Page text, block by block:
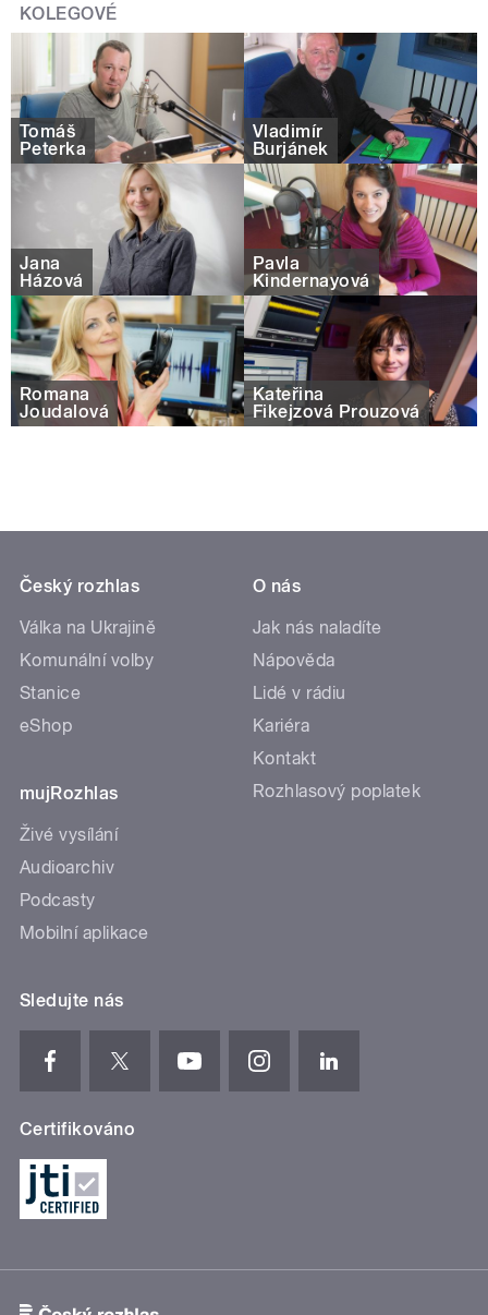
KOLEGOVÉ
Tomáš
Peterka
Vladimír
Burjánek
Jana
Házová
Pavla
Kindernayová
Romana
Joudalová
Kateřina
Fikejzová Prouzová
Český rozhlas
Válka na Ukrajině
Komunální volby
Stanice
eShop
mujRozhlas
Živé vysílání
Audioarchiv
Podcasty
Mobilní aplikace
O nás
Jak nás naladíte
Nápověda
Lidé v rádiu
Kariéra
Kontakt
Rozhlasový poplatek
Sledujte nás
Certifikováno